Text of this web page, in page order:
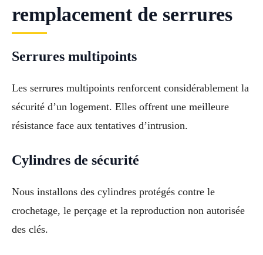
remplacement de serrures
Serrures multipoints
Les serrures multipoints renforcent considérablement la
sécurité d’un logement. Elles offrent une meilleure
résistance face aux tentatives d’intrusion.
Cylindres de sécurité
Nous installons des cylindres protégés contre le
crochetage, le perçage et la reproduction non autorisée
des clés.